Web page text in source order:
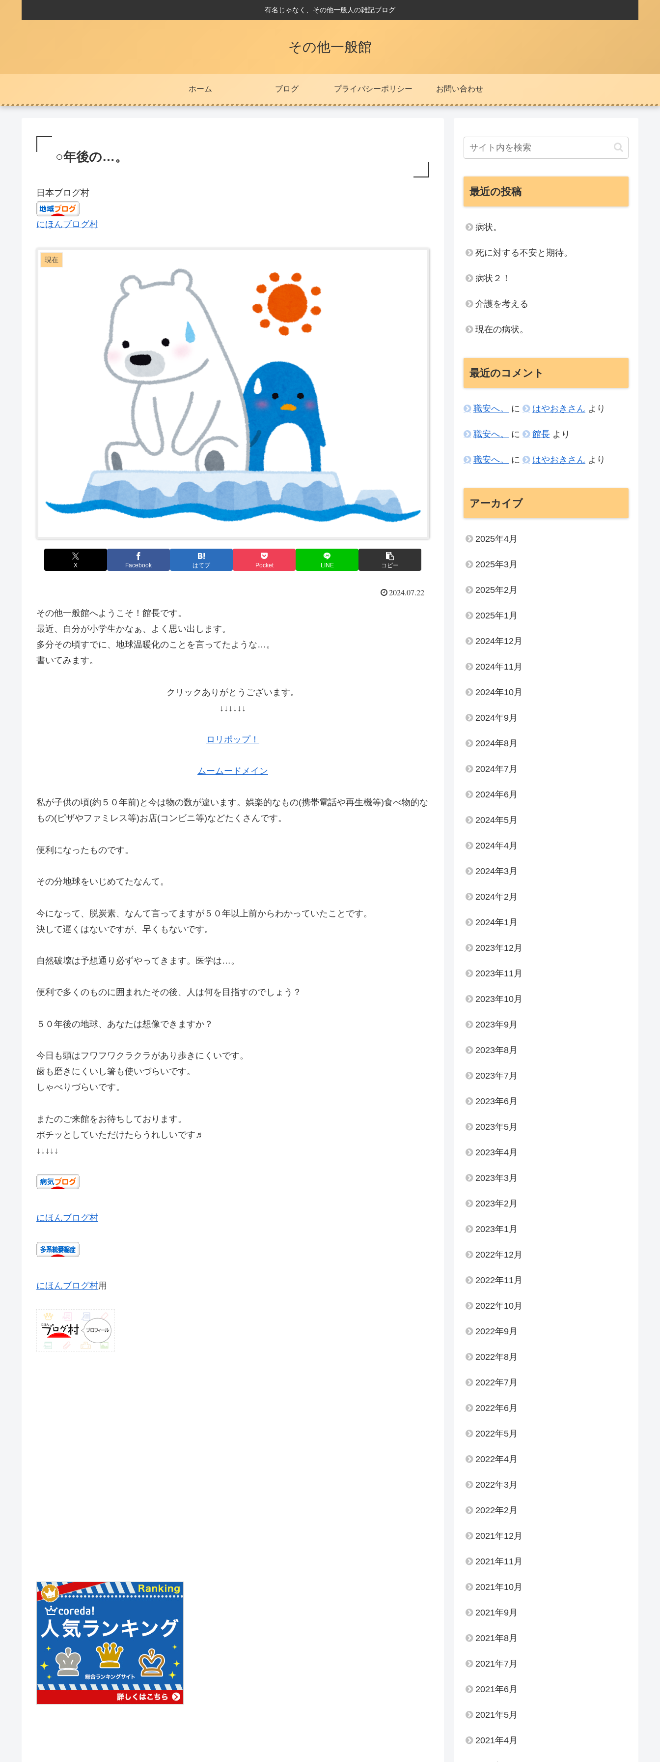
有名じゃなく、その他一般人の雑記ブログ
その他一般館
ホーム ブログ プライバシーポリシー お問い合わせ
○年後の…。
日本ブログ村
にほんブログ村
現在
X Facebook はてブ Pocket LINE コピー
2024.07.22
その他一般館へようこそ！館長です。
最近、自分が小学生かなぁ、よく思い出します。
多分その頃すでに、地球温暖化のことを言ってたような…。
書いてみます。
クリックありがとうございます。
↓↓↓↓↓↓
ロリポップ！
ムームードメイン
私が子供の頃(約５０年前)と今は物の数が違います。娯楽的なもの(携帯電話や再生機等)食べ物的な
もの(ピザやファミレス等)お店(コンビニ等)などたくさんです。
便利になったものです。
その分地球をいじめてたなんて。
今になって、脱炭素、なんて言ってますが５０年以上前からわかっていたことです。
決して遅くはないですが、早くもないです。
自然破壊は予想通り必ずやってきます。医学は…。
便利で多くのものに囲まれたその後、人は何を目指すのでしょう？
５０年後の地球、あなたは想像できますか？
今日も頭はフワフワクラクラがあり歩きにくいです。
歯も磨きにくいし箸も使いづらいです。
しゃべりづらいです。
またのご来館をお待ちしております。
ポチッとしていただけたらうれしいです♬
↓↓↓↓↓
にほんブログ村
にほんブログ村用
最近の投稿
病状。
死に対する不安と期待。
病状２！
介護を考える
現在の病状。
最近のコメント
職安へ。 に はやおきさん より
職安へ。 に 館長 より
職安へ。 に はやおきさん より
アーカイブ
2025年4月
2025年3月
2025年2月
2025年1月
2024年12月
2024年11月
2024年10月
2024年9月
2024年8月
2024年7月
2024年6月
2024年5月
2024年4月
2024年3月
2024年2月
2024年1月
2023年12月
2023年11月
2023年10月
2023年9月
2023年8月
2023年7月
2023年6月
2023年5月
2023年4月
2023年3月
2023年2月
2023年1月
2022年12月
2022年11月
2022年10月
2022年9月
2022年8月
2022年7月
2022年6月
2022年5月
2022年4月
2022年3月
2022年2月
2021年12月
2021年11月
2021年10月
2021年9月
2021年8月
2021年7月
2021年6月
2021年5月
2021年4月